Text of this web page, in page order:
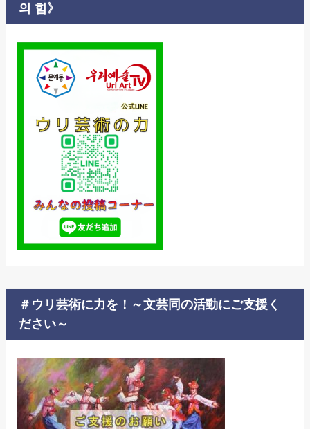
의 힘》
＃ウリ芸術に力を！～文芸同の活動にご支援く
ださい～